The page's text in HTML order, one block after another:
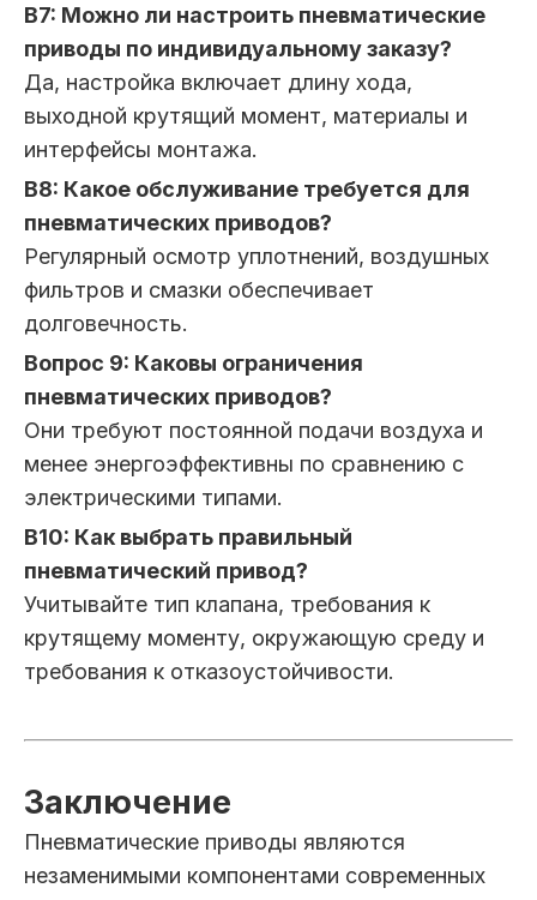
В7: Можно ли настроить пневматические
приводы по индивидуальному заказу?
Да, настройка включает длину хода,
выходной крутящий момент, материалы и
интерфейсы монтажа.
В8: Какое обслуживание требуется для
пневматических приводов?
Регулярный осмотр уплотнений, воздушных
фильтров и смазки обеспечивает
долговечность.
Вопрос 9: Каковы ограничения
пневматических приводов?
Они требуют постоянной подачи воздуха и
менее энергоэффективны по сравнению с
электрическими типами.
В10: Как выбрать правильный
пневматический привод?
Учитывайте тип клапана, требования к
крутящему моменту, окружающую среду и
требования к отказоустойчивости.
Заключение
Пневматические приводы являются
незаменимыми компонентами современных